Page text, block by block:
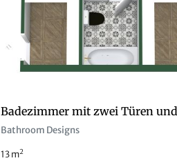
Bathroom Designs
13 m2